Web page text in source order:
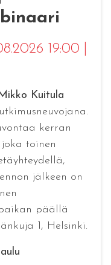
19:00
Kuitula
kerran
joka toinen
jälkeen on
päällä
1, Helsinki.